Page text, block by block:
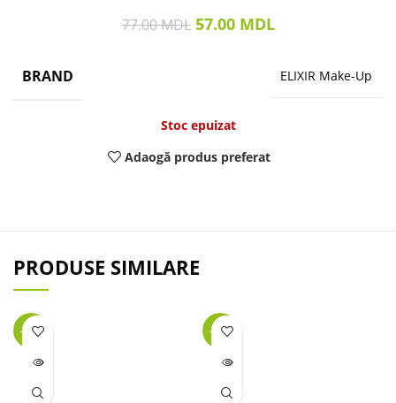
77.00MDL 57.00 MDL
BRAND ELIXIR Make-Up
Stoc epuizat
Adaogă produs preferat
PRODUSE SIMILARE
-45%
LIPSĂ
-38%
LIPSĂ